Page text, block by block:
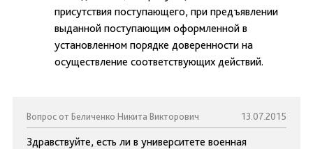
присутствия поступающего, при предъявлении
выданной поступающим оформленной в
установленном порядке доверенности на
осуществление соответствующих действий.
Вопрос от Беличенко Никита Викторович 13.07.2015
Здравствуйте, есть ли в университете военная